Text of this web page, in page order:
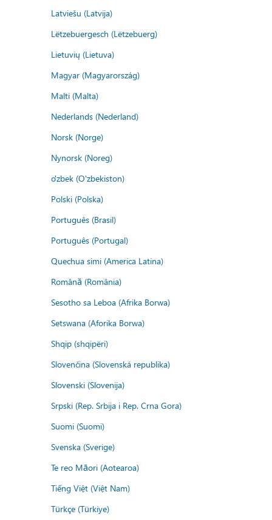
Latviešu (Latvija)
Lëtzebuergesch (Lëtzebuerg)
Lietuvių (Lietuva)
Magyar (Magyarország)
Malti (Malta)
Nederlands (Nederland)
Norsk (Norge)
Nynorsk (Noreg)
o'zbek (O'zbekiston)
Polski (Polska)
Português (Brasil)
Português (Portugal)
Quechua simi (America Latina)
Română (România)
Sesotho sa Leboa (Afrika Borwa)
Setswana (Aforika Borwa)
Shqip (shqipëri)
Slovenčina (Slovenská republika)
Slovenski (Slovenija)
Srpski (Rep. Srbija i Rep. Crna Gora)
Suomi (Suomi)
Svenska (Sverige)
Te reo Māori (Aotearoa)
Tiếng Việt (Việt Nam)
Türkçe (Türkiye)